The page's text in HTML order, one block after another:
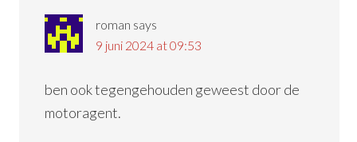
roman says
9 juni 2024 at 09:53
ben ook tegengehouden geweest door de
motoragent.